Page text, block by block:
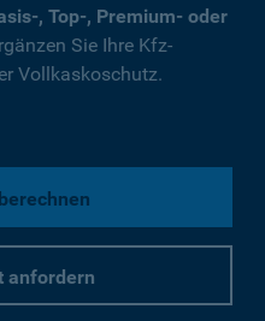
, Top-, Premium- oder
Sie Ihre Kfz-
Vollkaskoschutz.
anfordern